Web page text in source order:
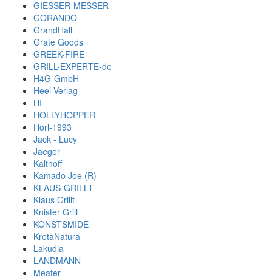
GIESSER-MESSER
GORANDO
GrandHall
Grate Goods
GREEK-FIRE
GRILL-EXPERTE-de
H4G-GmbH
Heel Verlag
HI
HOLLYHOPPER
Horl-1993
Jack - Lucy
Jaeger
Kalthoff
Kamado Joe (R)
KLAUS-GRILLT
Klaus Grillt
Knister Grill
KONSTSMIDE
KretaNatura
Lakudia
LANDMANN
Meater